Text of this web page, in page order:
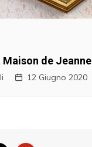
Maison de Jeanne
12 Giugno 2020